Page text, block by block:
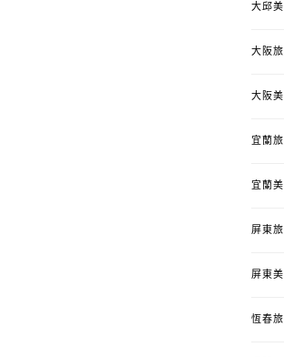
大邱
大阪
大阪
宜蘭
宜蘭
屏東
屏東
恆春